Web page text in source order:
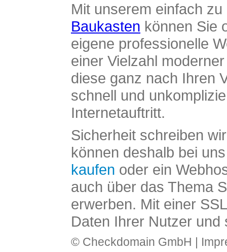
Mit unserem einfach
Baukasten können Sie
eigene professionelle
einer Vielzahl
diese ganz nach Ihren
schnell und
Internetauftritt.
Sicherheit schreiben
können deshalb bei
kaufen oder ein
auch über das Thema
erwerben. Mit einer
Daten Ihrer Nutzer und
© Checkdomain GmbH |